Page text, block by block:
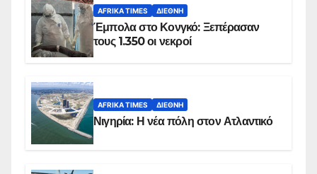
AFRIKA TIMES ΔΙΕΘΝΉ
Έμπολα στο Κονγκό: Ξεπέρασαν
τους 1.350 οι νεκροί
AFRIKA TIMES ΔΙΕΘΝΉ
Νιγηρία: Η νέα πόλη στον Ατλαντικό